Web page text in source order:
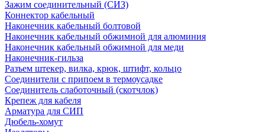
Зажим соединительный (СИЗ)
Коннектор кабельный
Наконечник кабельный болтовой
Наконечник кабельный обжимной для алюминия
Наконечник кабельный обжимной для меди
Наконечник-гильза
Разъем штекер, вилка, крюк, штифт, кольцо
Соединители с припоем в термоусадке
Соединитель слаботочный (скотчлок)
Крепеж для кабеля
Арматура для СИП
Дюбель-хомут